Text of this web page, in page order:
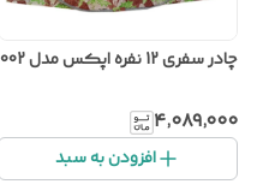
چادر سفری 12 نفره اپکس مدل 002
۴٬۰۸۹٬۰۰۰
افزودن به سبد